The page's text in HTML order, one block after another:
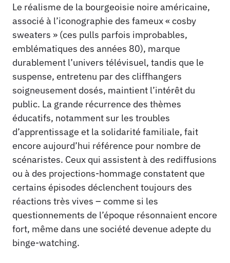
Le réalisme de la bourgeoisie noire américaine,
associé à l’iconographie des fameux « cosby
sweaters » (ces pulls parfois improbables,
emblématiques des années 80), marque
durablement l’univers télévisuel, tandis que le
suspense, entretenu par des cliffhangers
soigneusement dosés, maintient l’intérêt du
public. La grande récurrence des thèmes
éducatifs, notamment sur les troubles
d’apprentissage et la solidarité familiale, fait
encore aujourd’hui référence pour nombre de
scénaristes. Ceux qui assistent à des rediffusions
ou à des projections-hommage constatent que
certains épisodes déclenchent toujours des
réactions très vives – comme si les
questionnements de l’époque résonnaient encore
fort, même dans une société devenue adepte du
binge-watching.